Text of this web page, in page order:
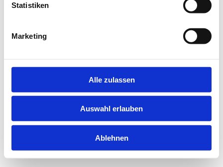
Statistiken
Marketing
Alle zulassen
Auswahl erlauben
Ablehnen